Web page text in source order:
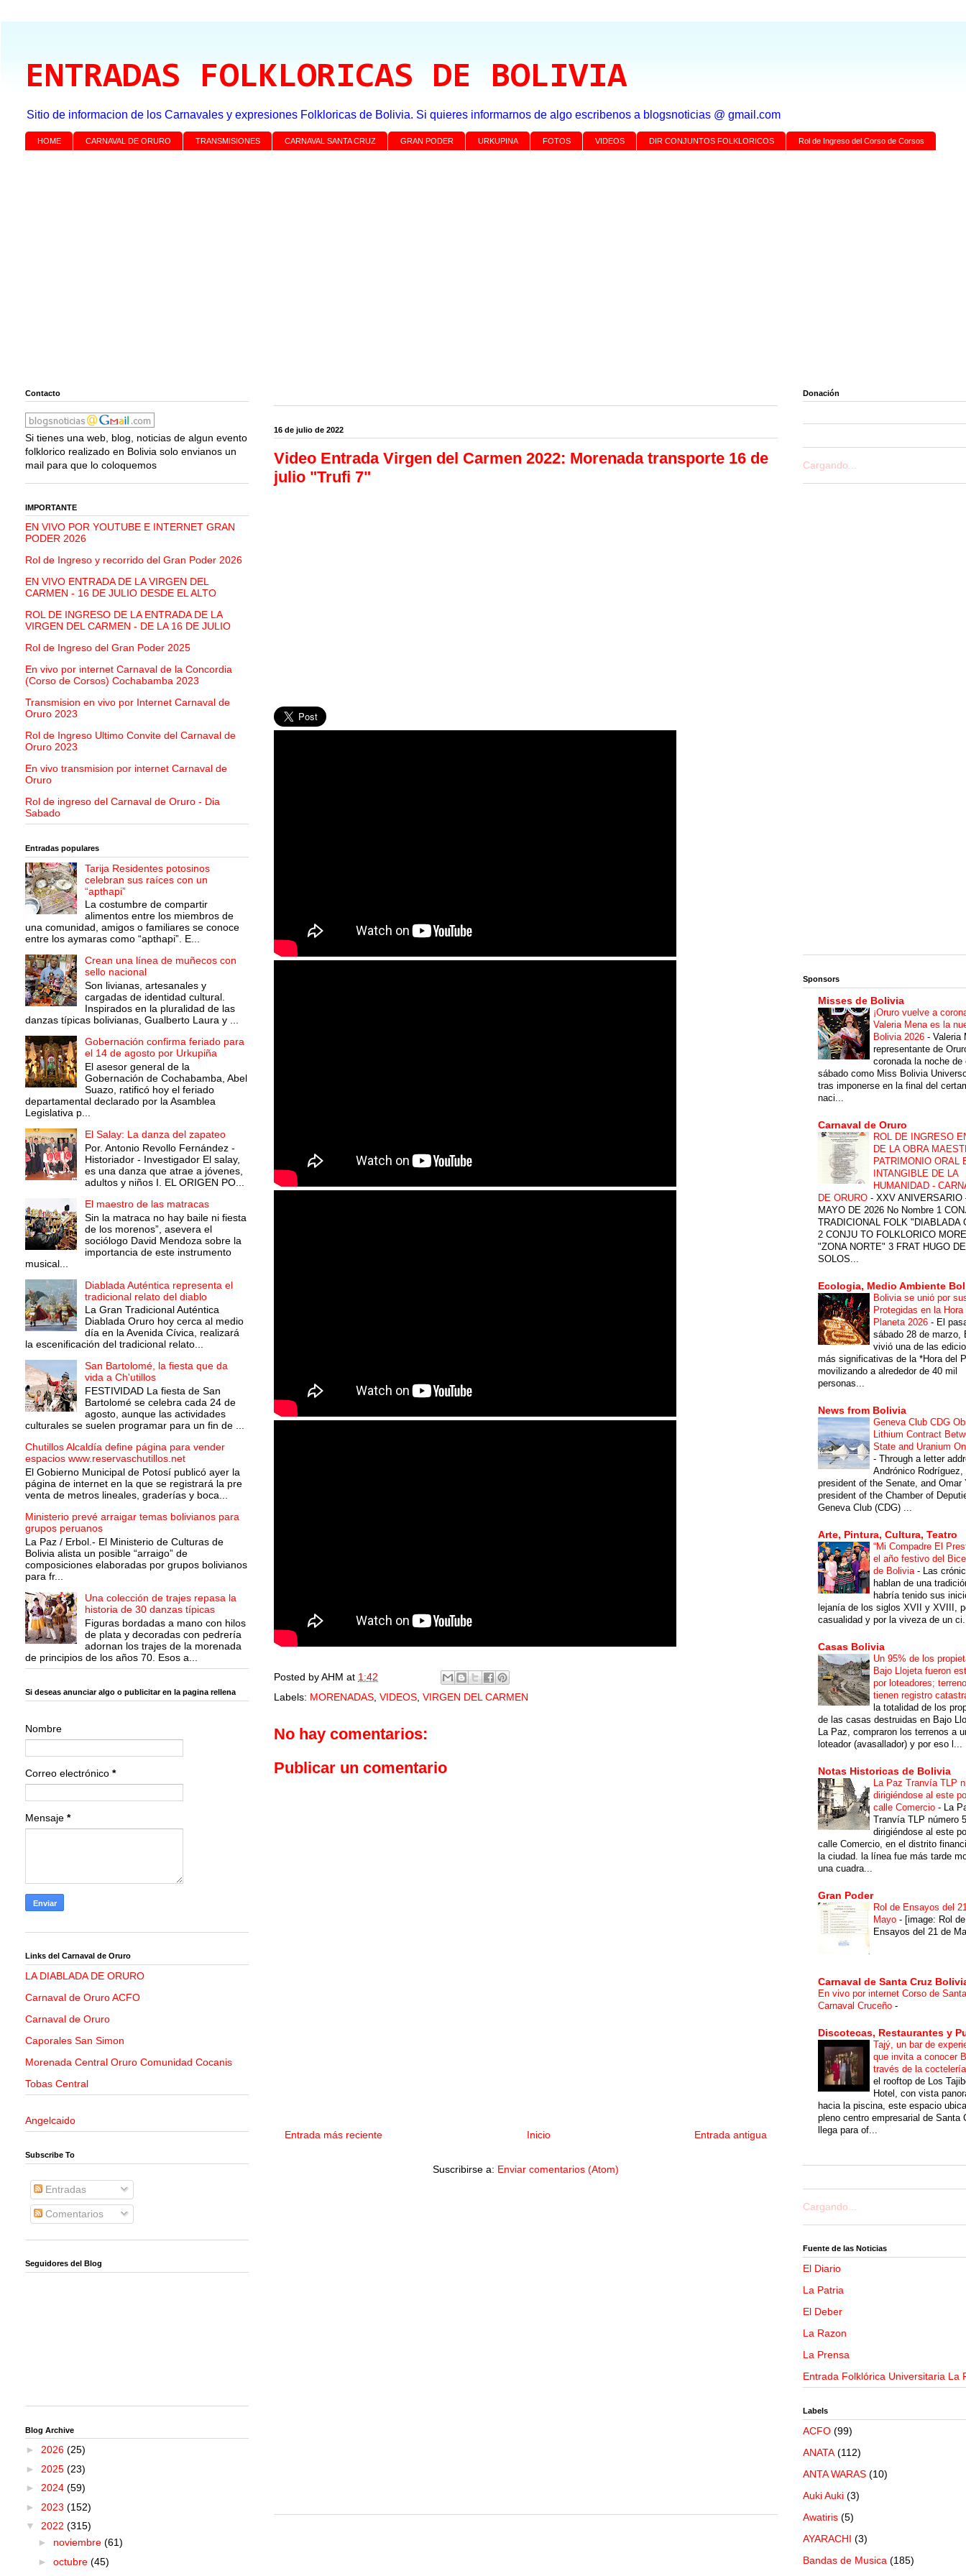
ENTRADAS FOLKLORICAS DE BOLIVIA
Sitio de informacion de los Carnavales y expresiones Folkloricas de Bolivia. Si quieres informarnos de algo escribenos a blogsnoticias @ gmail.com
HOME CARNAVAL DE ORURO TRANSMISIONES CARNAVAL SANTA CRUZ GRAN PODER URKUPINA FOTOS VIDEOS DIR CONJUNTOS FOLKLORICOS Rol de Ingreso del Corso de Corsos
16 de julio de 2022
Video Entrada Virgen del Carmen 2022: Morenada transporte 16 de
julio "Trufi 7"
Posted byAHM at 1:42
Labels: MORENADAS, VIDEOS, VIRGEN DEL CARMEN
No hay comentarios:
Publicar un comentario
Entrada más reciente Entrada antigua
Inicio
Suscribirse a: Enviar comentarios (Atom)
Contacto
Si tienes una web, blog, noticias de algun evento
folklorico realizado en Bolivia solo envianos un
mail para que lo coloquemos
IMPORTANTE
EN VIVO POR YOUTUBE E INTERNET GRAN
PODER 2026
Rol de Ingreso y recorrido del Gran Poder 2026
EN VIVO ENTRADA DE LA VIRGEN DEL
CARMEN - 16 DE JULIO DESDE EL ALTO
ROL DE INGRESO DE LA ENTRADA DE LA
VIRGEN DEL CARMEN - DE LA 16 DE JULIO
Rol de Ingreso del Gran Poder 2025
En vivo por internet Carnaval de la Concordia
(Corso de Corsos) Cochabamba 2023
Transmision en vivo por Internet Carnaval de
Oruro 2023
Rol de Ingreso Ultimo Convite del Carnaval de
Oruro 2023
En vivo transmision por internet Carnaval de
Oruro
Rol de ingreso del Carnaval de Oruro - Dia
Sabado
Entradas populares
Tarija Residentes potosinos
celebran sus raíces con un
“apthapi”
La costumbre de compartir
alimentos entre los miembros de
una comunidad, amigos o familiares se conoce
entre los aymaras como “apthapi”. E...
Crean una línea de muñecos con
sello nacional
Son livianas, artesanales y
cargadas de identidad cultural.
Inspirados en la pluralidad de las
danzas típicas bolivianas, Gualberto Laura y ...
Gobernación confirma feriado para
el 14 de agosto por Urkupiña
El asesor general de la
Gobernación de Cochabamba, Abel
Suazo, ratificó hoy el feriado
departamental declarado por la Asamblea
Legislativa p...
El Salay: La danza del zapateo
Por. Antonio Revollo Fernández -
Historiador - Investigador El salay,
es una danza que atrae a jóvenes,
adultos y niños I. EL ORIGEN PO...
El maestro de las matracas
Sin la matraca no hay baile ni fiesta
de los morenos”, asevera el
sociólogo David Mendoza sobre la
importancia de este instrumento
musical...
Diablada Auténtica representa el
tradicional relato del diablo
La Gran Tradicional Auténtica
Diablada Oruro hoy cerca al medio
día en la Avenida Cívica, realizará
la escenificación del tradicional relato...
San Bartolomé, la fiesta que da
vida a Ch'utillos
FESTIVIDAD La fiesta de San
Bartolomé se celebra cada 24 de
agosto, aunque las actividades
culturales se suelen programar para un fin de ...
Chutillos Alcaldía define página para vender
espacios www.reservaschutillos.net
El Gobierno Municipal de Potosí publicó ayer la
página de internet en la que se registrará la pre
venta de metros lineales, graderías y boca...
Ministerio prevé arraigar temas bolivianos para
grupos peruanos
La Paz / Erbol.- El Ministerio de Culturas de
Bolivia alista un posible “arraigo” de
composiciones elaboradas por grupos bolivianos
para fr...
Una colección de trajes repasa la
historia de 30 danzas típicas
Figuras bordadas a mano con hilos
de plata y decoradas con pedrería
adornan los trajes de la morenada
de principios de los años 70. Esos a...
Si deseas anunciar algo o publicitar en la pagina rellena
Nombre
Correo electrónico *
Mensaje *
Links del Carnaval de Oruro
LA DIABLADA DE ORURO
Carnaval de Oruro ACFO
Carnaval de Oruro
Caporales San Simon
Morenada Central Oruro Comunidad Cocanis
Tobas Central
Angelcaido
Subscribe To
Entradas
Comentarios
Seguidores del Blog
Blog Archive
► 2026 (25)
► 2025 (23)
► 2024 (59)
► 2023 (152)
▼ 2022 (315)
► noviembre (61)
► octubre (45)
Donación
Cargando...
Sponsors
Misses de Bolivia
¡Oruro vuelve a
Valeria Mena es la
Bolivia 2026 - Valeria
representante de
coronada la noche de
sábado como Miss Bolivia
tras imponerse en la final del
naci...
Carnaval de Oruro
ROL DE INGRESO
DE LA OBRA
PATRIMONIO ORAL
INTANGIBLE DE LA
HUMANIDAD -
DE ORURO - XXV ANIVERSARIO
MAYO DE 2026 No Nombre 1
TRADICIONAL FOLK "DIABLADA
2 CONJU TO FOLKLORICO
"ZONA NORTE" 3 FRAT HUGO
SOLOS...
Ecologia, Medio Ambiente
Bolivia se unió por
Protegidas en la Hora
Planeta 2026 - El
sábado 28 de marzo,
vivió una de las
más significativas de la *Hora del
movilizando a alrededor de 40 mil
personas...
News from Bolivia
Geneva Club CDG
Lithium Contract
State and Uranium
- Through a letter
Andrónico Rodríguez,
president of the Senate, and Omar
president of the Chamber of
Geneva Club (CDG) ...
Arte, Pintura, Cultura, Teatro
“Mi Compadre El
el año festivo del
de Bolivia - Las
hablan de una
habría tenido sus
lejanía de los siglos XVII y XVIII,
casualidad y por la viveza de un
Casas Bolivia
Un 95% de los
Bajo Llojeta fueron
por loteadores;
tienen registro
la totalidad de los
de las casas destruidas en Bajo
La Paz, compraron los terrenos a
loteador (avasallador) y por eso l...
Notas Historicas de Bolivia
La Paz Tranvía TLP
dirigiéndose al este
calle Comercio - La
Tranvía TLP número 5
dirigiéndose al este
calle Comercio, en el distrito
la ciudad. la línea fue más tarde
una cuadra...
Gran Poder
Rol de Ensayos del
Mayo - [image: Rol de
Ensayos del 21 de
Carnaval de Santa Cruz
En vivo por internet Corso de
Carnaval Cruceño -
Discotecas, Restaurantes y
Tajý, un bar de
que invita a conocer
través de la
el rooftop de Los
Hotel, con vista
hacia la piscina, este espacio
pleno centro empresarial de Santa
llega para of...
Cargando...
Fuente de las Noticias
El Diario
La Patria
El Deber
La Razon
La Prensa
Entrada Folklórica Universitaria La
Labels
ACFO (99)
ANATA (112)
ANTA WARAS (10)
Auki Auki (3)
Awatiris (5)
AYARACHI (3)
Bandas de Musica (185)